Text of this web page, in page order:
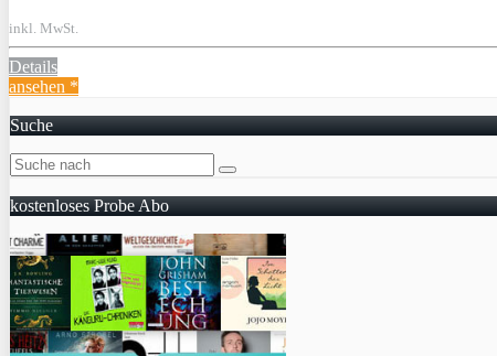
inkl. MwSt.
Details
ansehen *
Suche
kostenloses Probe Abo